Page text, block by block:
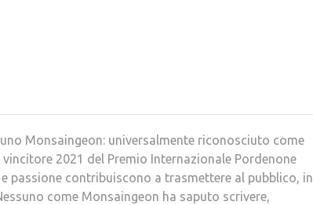
Monsaingeon: universalmente riconosciuto come
2021 del Premio Internazionale Pordenone
passione contribuiscono a trasmettere al pubblico, in
come Monsaingeon ha saputo scrivere,